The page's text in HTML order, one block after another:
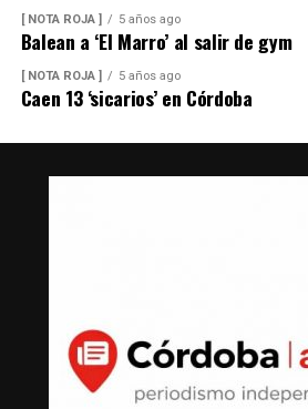
[ NOTA ROJA ] 5 años ago
Balean a ‘El Marro’ al salir de gym
[ NOTA ROJA ] 5 años ago
Caen 13 ‘sicarios’ en Córdoba